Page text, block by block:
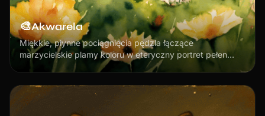
🎨Akwarela
Miękkie, płynne pociągnięcia pędzla łączące
marzycielskie plamy koloru w eteryczny portret pełen
ciepła i emocji.